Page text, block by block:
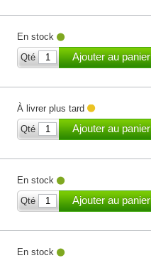
En stock
Qté
Ajouter au panier
À livrer plus tard
Qté
Ajouter au panier
En stock
Qté
Ajouter au panier
En stock